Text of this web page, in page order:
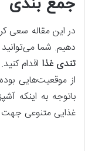
در این مقاله سعی
دهیم. شما
تندی غذا اقدام
از موقعیت‌هایی
باتوجه به اینکه
غذایی متنوعی جهت